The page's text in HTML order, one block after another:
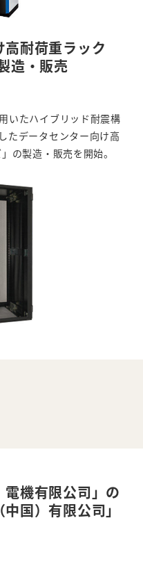
耐荷重ラック
造・販売
いたハイブリッド耐震構
たデータセンター向け高
の製造・販売を開始。
電機有限公司」の
国）有限公司」